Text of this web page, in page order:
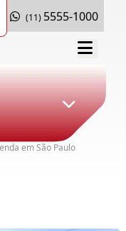
(11) 5555-1000
em São Paulo